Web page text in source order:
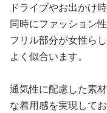
ドライブやお出かけ
同時にファッション
フリル部分が女性ら
よく似合います。
通気性に配慮した素
な着用感を実現して